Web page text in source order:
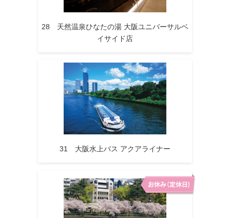
28 天然温泉ひなたの湯 大阪ユニバーサルベ
イサイド店
31 大阪水上バス アクアライナー